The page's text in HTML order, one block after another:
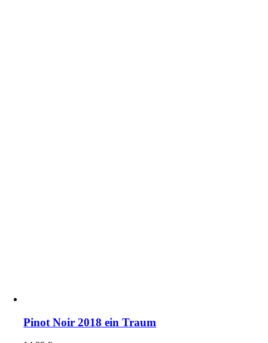
Pinot Noir 2018 ein Traum